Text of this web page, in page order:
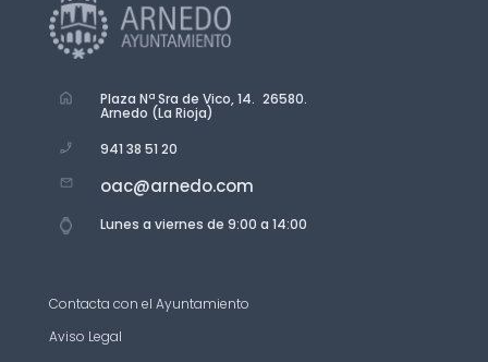
Plaza Nª Sra de Vico, 14. 26580.
Arnedo (La Rioja)
941 38 51 20
oac@arnedo.com
Lunes a viernes de 9:00 a 14:00
Contacta con el Ayuntamiento
Aviso Legal